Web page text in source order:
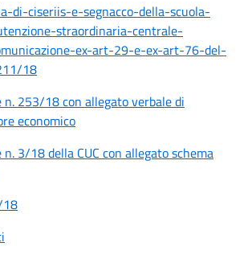
di-ciseriis-e-segnacco-della-scuola-
straordinaria-centrale-
ex-art-29-e-ex-art-76-del-
18
253/18 con allegato verbale di
economico
3/18 della CUC con allegato schema